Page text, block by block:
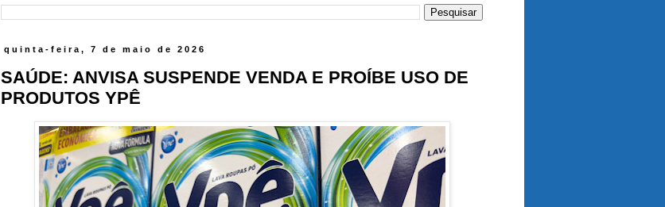
quinta-feira, 7 de maio de 2026
SAÚDE: ANVISA SUSPENDE VENDA E PROÍBE USO DE
PRODUTOS YPÊ